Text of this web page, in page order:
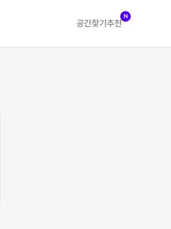
공간찾기 추천
N